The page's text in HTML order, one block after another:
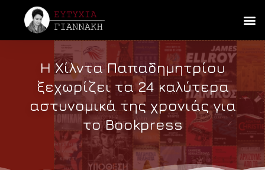
Η Χίλντα Παπαδημητρίου
ξεχωρίζει τα 24 καλύτερα
αστυνομικά της χρονιάς για
το Bookpress